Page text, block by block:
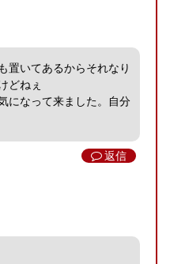
置いてあるからそれなり
どねぇ
になって来ました。自分
返信